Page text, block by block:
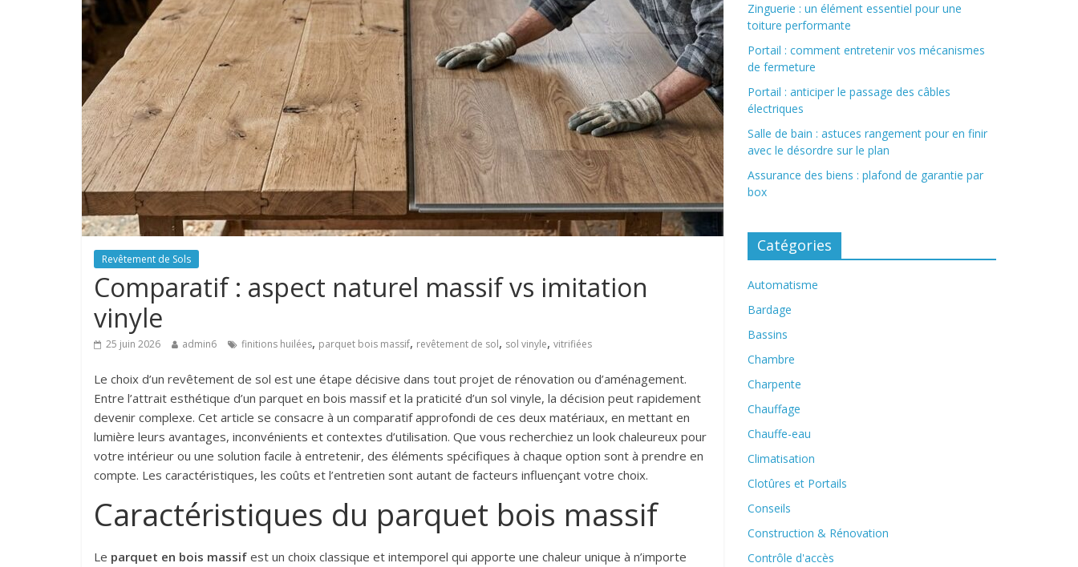
Revêtement de Sols
Comparatif : aspect naturel massif vs imitation
vinyle
25 juin 2026 admin6 finitions huilées, parquet bois massif, revêtement de sol, sol vinyle, vitrifiées
Le choix d’un revêtement de sol est une étape décisive dans tout projet de rénovation ou d’aménagement.
Entre l’attrait esthétique d’un parquet en bois massif et la praticité d’un sol vinyle, la décision peut rapidement
devenir complexe. Cet article se consacre à un comparatif approfondi de ces deux matériaux, en mettant en
lumière leurs avantages, inconvénients et contextes d’utilisation. Que vous recherchiez un look chaleureux pour
votre intérieur ou une solution facile à entretenir, des éléments spécifiques à chaque option sont à prendre en
compte. Les caractéristiques, les coûts et l’entretien sont autant de facteurs influençant votre choix.
Caractéristiques du parquet bois massif
Le parquet en bois massif est un choix classique et intemporel qui apporte une chaleur unique à n’importe
Zinguerie : un élément essentiel pour une
toiture performante
Portail : comment entretenir vos mécanismes
de fermeture
Portail : anticiper le passage des câbles
électriques
Salle de bain : astuces rangement pour en finir
avec le désordre sur le plan
Assurance des biens : plafond de garantie par
box
Catégories
Automatisme
Bardage
Bassins
Chambre
Charpente
Chauffage
Chauffe-eau
Climatisation
Clotûres et Portails
Conseils
Construction & Rénovation
Contrôle d'accès